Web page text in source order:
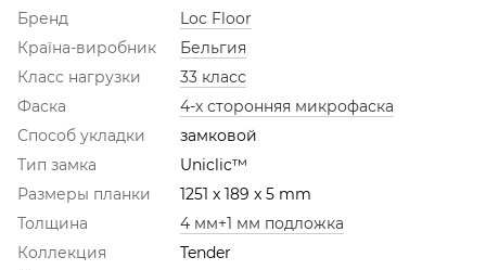
Бренд
Loc Floor
Країна-виробник
Бельгия
Класс нагрузки
33 класс
Фаска
4-х сторонняя микрофаска
Способ укладки
замковой
Тип замка
Uniclic™
Размеры планки
1251 x 189 x 5 mm
Толщина
4 мм+1 мм подложка
Коллекция
Tender